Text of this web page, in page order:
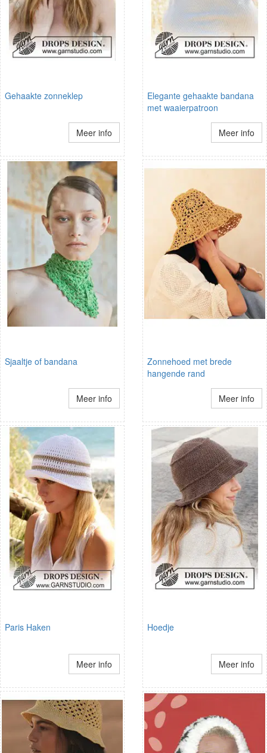
Gehaakte zonneklep
Meer info
Elegante gehaakte bandana
met waaierpatroon
Meer info
Sjaaltje of bandana
Meer info
Zonnehoed met brede
hangende rand
Meer info
Paris Haken
Meer info
Hoedje
Meer info